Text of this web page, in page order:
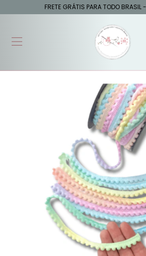
FRETE GRÁTIS PARA TODO BRASIL